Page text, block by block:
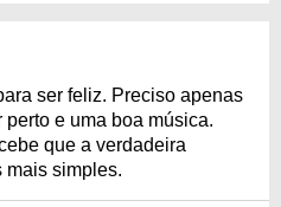
ser feliz. Preciso apenas
e uma boa música.
que a verdadeira
mais simples.